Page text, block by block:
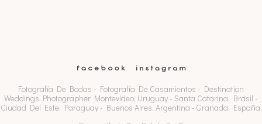
Fotografía De Bodas - Fotografía De Casamientos - Destination
Weddings Photographer Montevideo, Uruguay - Santa Catarina, Brasil -
Ciudad Del Este, Paraguay - Buenos Aires, Argentina - Granada, España.